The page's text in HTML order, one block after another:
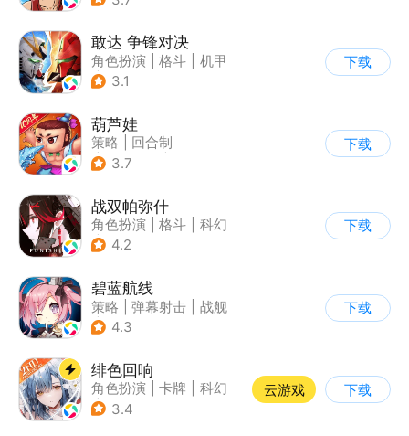
敢达 争锋对决
角色扮演 格斗
机甲
| 敢达
3.1
下载
葫芦娃
策略
回合制
| 动漫改编
3.7
下载
战双帕弥什
角色扮演 格斗
科幻
| 美少女
4.2
下载
碧蓝航线
策略 弹幕射击
战舰
| 美少女
4.3
下载
绯色回响
角色扮演 卡牌
科幻
| 美少女
3.4
云游戏 下载